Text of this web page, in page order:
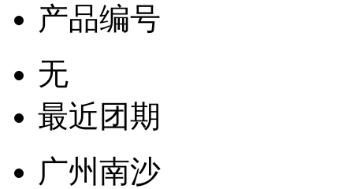
产品编号
无
最近团期
广州南沙